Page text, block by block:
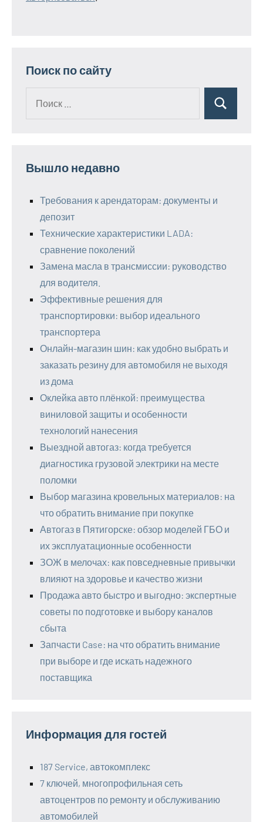
Поиск по сайту
Поиск
Вышло недавно
Требования к арендаторам: документы и
депозит
Технические характеристики LADA:
сравнение поколений
Замена масла в трансмиссии: руководство
для водителя.
Эффективные решения для
транспортировки: выбор идеального
транспортера
Онлайн-магазин шин: как удобно выбрать и
заказать резину для автомобиля не выходя
из дома
Оклейка авто плёнкой: преимущества
виниловой защиты и особенности
технологий нанесения
Выездной автогаз: когда требуется
диагностика грузовой электрики на месте
поломки
Выбор магазина кровельных материалов: на
что обратить внимание при покупке
Автогаз в Пятигорске: обзор моделей ГБО и
их эксплуатационные особенности
ЗОЖ в мелочах: как повседневные привычки
влияют на здоровье и качество жизни
Продажа авто быстро и выгодно: экспертные
советы по подготовке и выбору каналов
сбыта
Запчасти Case: на что обратить внимание
при выборе и где искать надежного
поставщика
Информация для гостей
187 Service, автокомплекс
7 ключей, многопрофильная сеть
автоцентров по ремонту и обслуживанию
автомобилей